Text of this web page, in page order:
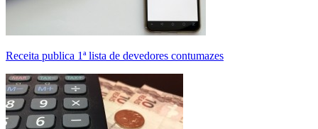
Receita publica 1ª lista de devedores contumazes